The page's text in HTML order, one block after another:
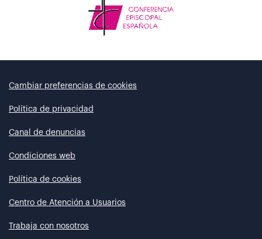
Cambiar preferencias de cookies
Política de privacidad
Canal de denuncias
Condiciones web
Política de cookies
Centro de Atención a Usuarios
Trabaja con nosotros